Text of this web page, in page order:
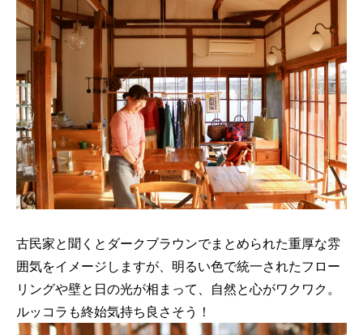
古民家と聞くとダークブラウンでまとめられた重厚な雰
囲気をイメージしますが、明るい色で統一されたフロー
リングや壁と日の光が相まって、自然と心がワクワク。
ルッコラも終始気持ち良さそう！